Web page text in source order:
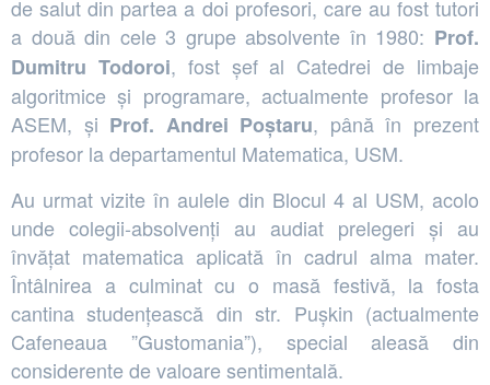
de salut din partea a doi profesori, care au fost tutori
a două din cele 3 grupe absolvente în 1980: Prof.
Dumitru Todoroi, fost șef al Catedrei de limbaje
algoritmice și programare, actualmente profesor la
ASEM, și Prof. Andrei Poștaru, până în prezent
profesor la departamentul Matematica, USM.
Au urmat vizite în aulele din Blocul 4 al USM, acolo
unde colegii-absolvenți au audiat prelegeri și au
învățat matematica aplicată în cadrul alma mater.
Întâlnirea a culminat cu o masă festivă, la fosta
cantina studențească din str. Pușkin (actualmente
Cafeneaua ”Gustomania”), special aleasă din
considerente de valoare sentimentală.